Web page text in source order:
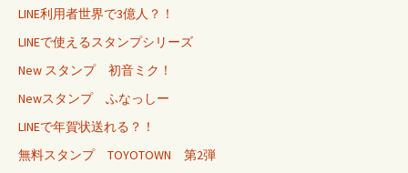
LINE利用者世界で3億人？！
LINEで使えるスタンプシリーズ
New スタンプ 初音ミク！
Newスタンプ ふなっしー
LINEで年賀状送れる？！
無料スタンプ TOYOTOWN 第2弾